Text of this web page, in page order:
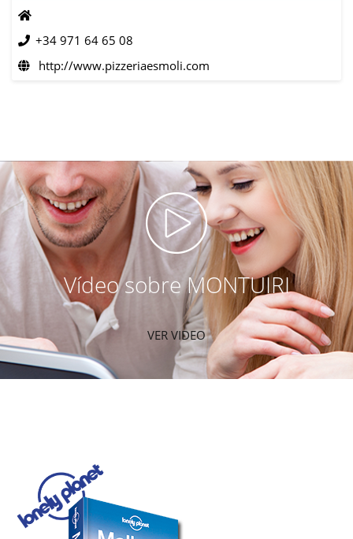
+34 971 64 65 08
http://www.pizzeriaesmoli.com
Vídeo sobre MONTUIRI
VER VIDEO